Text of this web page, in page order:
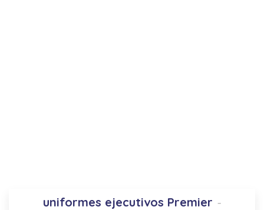
uniformes ejecutivos Premier -